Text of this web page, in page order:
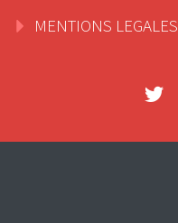
MENTIONS LEGALES